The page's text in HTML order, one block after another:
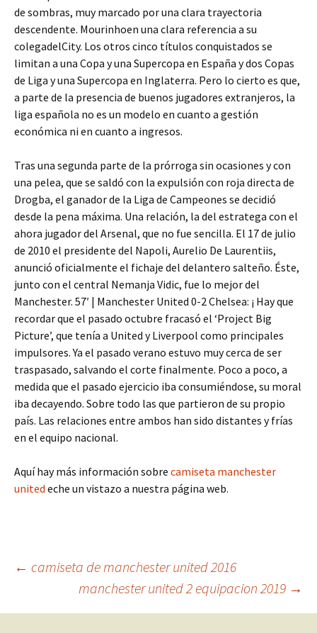
de sombras, muy marcado por una clara trayectoria
descendente. Mourinhoen una clara referencia a su
colegadelCity. Los otros cinco títulos conquistados se
limitan a una Copa y una Supercopa en España y dos Copas
de Liga y una Supercopa en Inglaterra. Pero lo cierto es que,
a parte de la presencia de buenos jugadores extranjeros, la
liga española no es un modelo en cuanto a gestión
económica ni en cuanto a ingresos.
Tras una segunda parte de la prórroga sin ocasiones y con
una pelea, que se saldó con la expulsión con roja directa de
Drogba, el ganador de la Liga de Campeones se decidió
desde la pena máxima. Una relación, la del estratega con el
ahora jugador del Arsenal, que no fue sencilla. El 17 de julio
de 2010 el presidente del Napoli, Aurelio De Laurentiis,
anunció oficialmente el fichaje del delantero salteño. Éste,
junto con el central Nemanja Vidic, fue lo mejor del
Manchester. 57′ | Manchester United 0-2 Chelsea: ¡ Hay que
recordar que el pasado octubre fracasó el ‘Project Big
Picture’, que tenía a United y Liverpool como principales
impulsores. Ya el pasado verano estuvo muy cerca de ser
traspasado, salvando el corte finalmente. Poco a poco, a
medida que el pasado ejercicio iba consumiéndose, su moral
iba decayendo. Sobre todo las que partieron de su propio
país. Las relaciones entre ambos han sido distantes y frías
en el equipo nacional.
Aquí hay más información sobre camiseta manchester
united eche un vistazo a nuestra página web.
Navegación
de
← camiseta de manchester united 2016
manchester united 2 equipacion 2019 →